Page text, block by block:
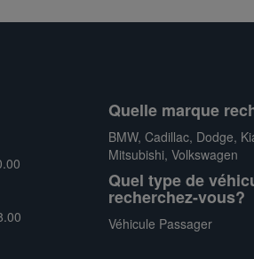
Quelle marque
BMW, Cadillac, Dodge,
Mitsubishi, Volkswagen
Quel type de
recherchez-vous?
Véhicule Passager